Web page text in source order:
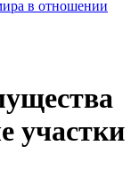
в отношении
участки